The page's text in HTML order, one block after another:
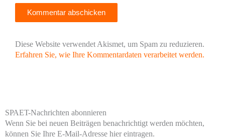
Diese Website verwendet Akismet, um Spam zu reduzieren.
Erfahren Sie, wie Ihre Kommentardaten verarbeitet werden.
SPAET-Nachrichten abonnieren
Wenn Sie bei neuen Beiträgen benachrichtigt werden möchten,
können Sie Ihre E-Mail-Adresse hier eintragen.